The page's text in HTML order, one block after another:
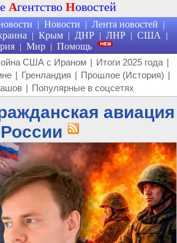
Агентство Новостей
| Новости | Лента новостей |
| Крым | ДНР | ЛНР | США |
| Мир | Помощь
США с Ираном | Итоги 2025 года |
| Гренландия | Прошлое (История) |
| Популярные в соцсетях
авиация
России